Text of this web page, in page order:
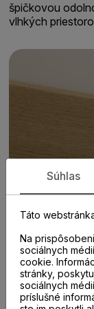
špičkovou
vlhkých
Súhlas
Táto
Na
sociálnych
cookie.
stránky,
sociálnych
príslušné